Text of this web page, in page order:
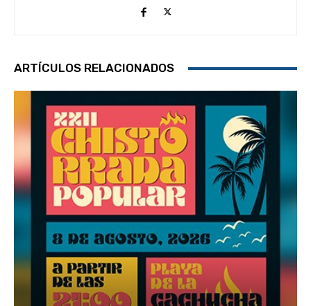
ARTÍCULOS RELACIONADOS